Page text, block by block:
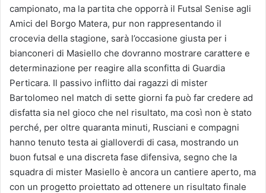
campionato, ma la partita che opporrà il Futsal Senise agli
Amici del Borgo Matera, pur non rappresentando il
crocevia della stagione, sarà l’occasione giusta per i
bianconeri di Masiello che dovranno mostrare carattere e
determinazione per reagire alla sconfitta di Guardia
Perticara. Il passivo inflitto dai ragazzi di mister
Bartolomeo nel match di sette giorni fa può far credere ad
disfatta sia nel gioco che nel risultato, ma così non è stato
perché, per oltre quaranta minuti, Rusciani e compagni
hanno tenuto testa ai gialloverdi di casa, mostrando un
buon futsal e una discreta fase difensiva, segno che la
squadra di mister Masiello è ancora un cantiere aperto, ma
con un progetto proiettato ad ottenere un risultato finale